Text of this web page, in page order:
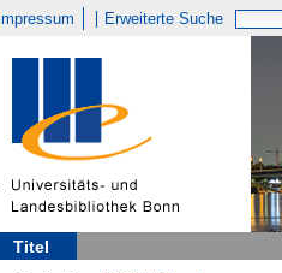
Impressum Erweiterte Suche
Titel